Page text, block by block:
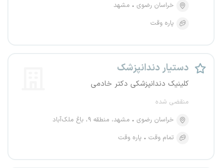
خراسان رضوی
مشهد
پاره وقت
دستیار دندانپزشک
کلینیک دندانپزشکی دکتر خادمی
منقضی شده
خراسان رضوی
مشهد، منطقه ۹، باغ ملک‌آباد
تمام وقت
پاره وقت